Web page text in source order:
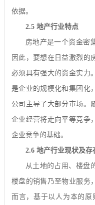
依据。
2.5 地产行业特点
房地产是一个资金密
因此，要想在日益激烈的
必须具有强大的资金实力
是企业的规模化和集团化
公司主导了大部分市场。
企业经营将走向平等竞争
企业竞争的基础。
2.6 地产行业现状及存
从土地的占用、楼盘
楼盘的销售乃至物业服务
而言，基于以人为本的原